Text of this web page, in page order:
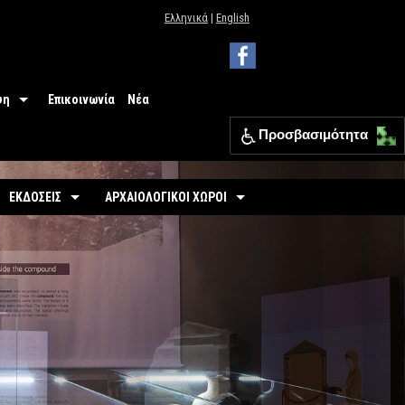
Ελληνικά | English
ΕΦΑ Θεσπρωτίας
Επικοινωνία Νέα
ΕΚΔΟΣΕΙΣ
-Εκθέσεις
-Αρχαιολογικοί Χώροι
Φυλλάδια
ΑΡΧΑΙΟΛΟΓΙΚΟΙ ΧΩΡΟΙ
Οργανωμένοι
Αρχαιολογικός Χώρος Ελέας
Αρχαιολογικός Χώρος Ντόλιανης
Προσβασιμότητα